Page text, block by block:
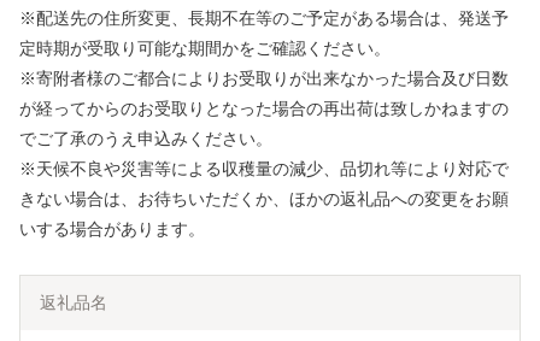
※配送先の住所変更、長期不在等のご予定がある場合は、発送予
定時期が受取り可能な期間かをご確認ください。
※寄附者様のご都合によりお受取りが出来なかった場合及び日数
が経ってからのお受取りとなった場合の再出荷は致しかねますの
でご了承のうえ申込みください。
※天候不良や災害等による収穫量の減少、品切れ等により対応で
きない場合は、お待ちいただくか、ほかの返礼品への変更をお願
いする場合があります。
返礼品名